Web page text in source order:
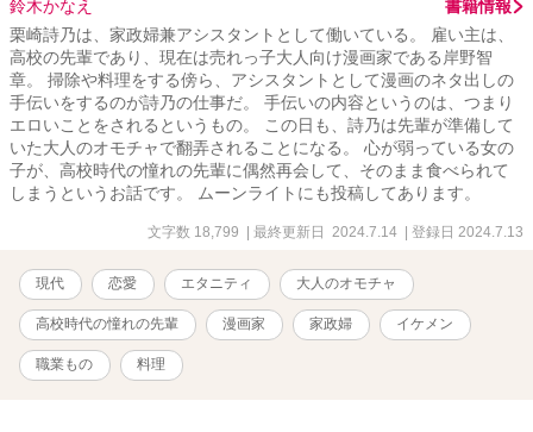
鈴木かなえ
書籍情報
栗崎詩乃は、家政婦兼アシスタントとして働いている。 雇い主は、
高校の先輩であり、現在は売れっ子大人向け漫画家である岸野智
章。 掃除や料理をする傍ら、アシスタントとして漫画のネタ出しの
手伝いをするのが詩乃の仕事だ。 手伝いの内容というのは、つまり
エロいことをされるというもの。 この日も、詩乃は先輩が準備して
いた大人のオモチャで翻弄されることになる。 心が弱っている女の
子が、高校時代の憧れの先輩に偶然再会して、そのまま食べられて
しまうというお話です。 ムーンライトにも投稿してあります。
文字数 18,799 | 最終更新日 2024.7.14 | 登録日 2024.7.13
現代 恋愛 エタニティ 大人のオモチャ
高校時代の憧れの先輩 漫画家 家政婦 イケメン
職業もの 料理